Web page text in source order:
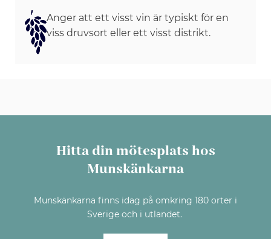
Anger att ett visst vin är typiskt för en
viss druvsort eller ett visst distrikt.
Hitta din mötesplats hos
Munskänkarna
Munskänkarna finns idag på omkring 180 orter i
Sverige och i utlandet.